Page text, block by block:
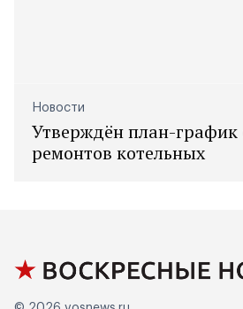
Новости
Утверждён план-график
ремонтов котельных